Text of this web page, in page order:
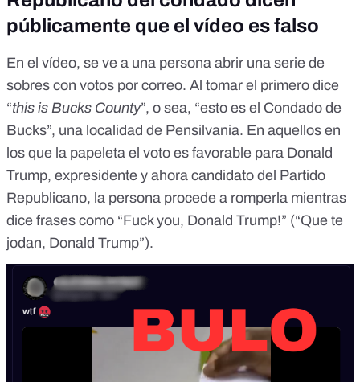
públicamente que el vídeo es falso
En el vídeo, se ve a una persona abrir una serie de
sobres con votos por correo. Al tomar el primero dice
“this is Bucks County”, o sea, “esto es el Condado de
Bucks”, una localidad de Pensilvania. En aquellos en
los que la papeleta el voto es favorable para Donald
Trump, expresidente y ahora candidato del Partido
Republicano, la persona procede a romperla mientras
dice frases como “Fuck you, Donald Trump!” (“Que te
jodan, Donald Trump”).